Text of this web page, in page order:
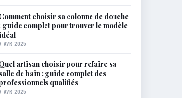
Comment choisir sa colonne de douche
: guide complet pour trouver le modèle
7 AVR 2025
Quel artisan choisir pour refaire sa
salle de bain : guide complet des
qualifiés
7 AVR 2025